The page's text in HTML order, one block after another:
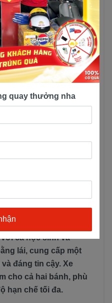
vòng/phút cùng
đại là 3.2 Nm ở 6500
cảm giác lái mạnh mẽ,
trạng yếu ớt hay khó
chỉ là một mẫu xe
nhiên liệu ở mức
100 km đi được.
xe số 50cc khác,
này có thể hơi cao
lại tương đương với
khác trên thị
xe có dung tích lên
rãi cho các chuyến đi.
được là 50km/h,
cả học sinh và
lái, cung cấp một
đáng tin cậy. Xe
cho cả hai bánh, phù
hạn chế tối đa.
quay thưởng nha